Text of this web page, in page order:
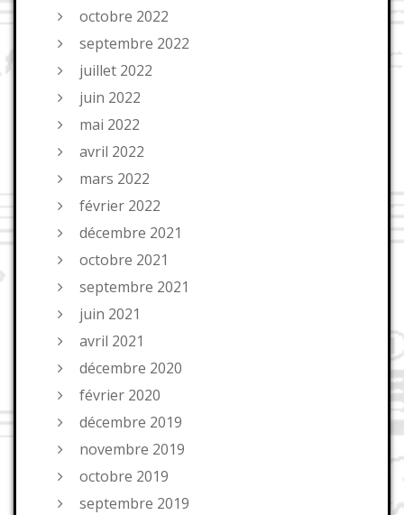
octobre 2022
septembre 2022
juillet 2022
juin 2022
mai 2022
avril 2022
mars 2022
février 2022
décembre 2021
octobre 2021
septembre 2021
juin 2021
avril 2021
décembre 2020
février 2020
décembre 2019
novembre 2019
octobre 2019
septembre 2019